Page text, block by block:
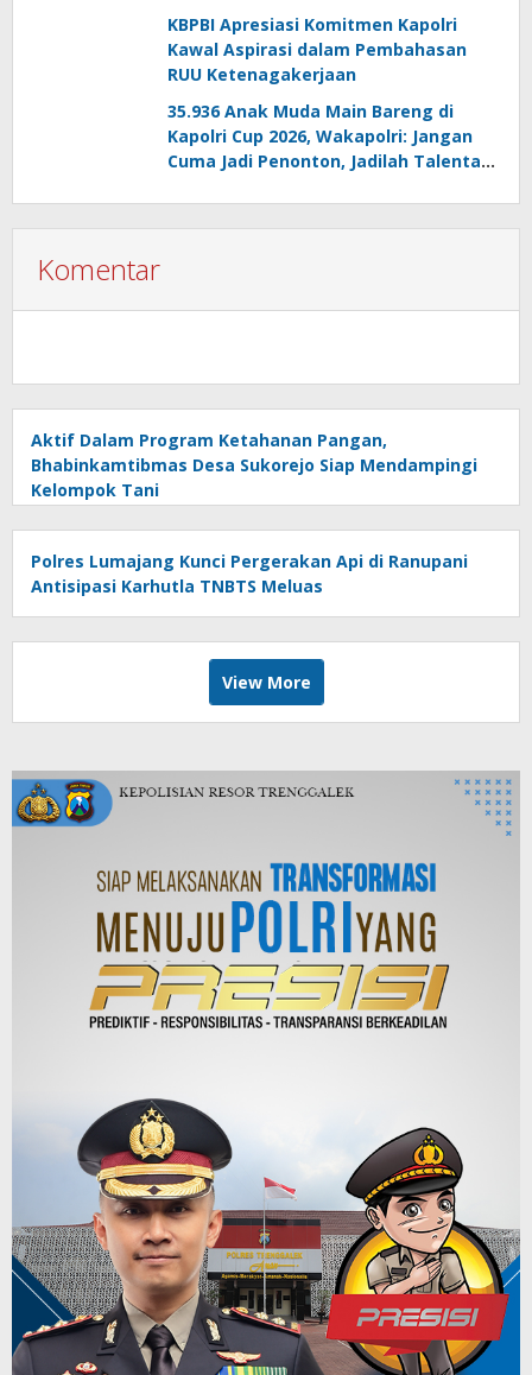
KBPBI Apresiasi Komitmen Kapolri
Kawal Aspirasi dalam Pembahasan
RUU Ketenagakerjaan
35.936 Anak Muda Main Bareng di
Kapolri Cup 2026, Wakapolri: Jangan
Cuma Jadi Penonton, Jadilah Talenta
Komentar
Aktif Dalam Program Ketahanan Pangan,
Bhabinkamtibmas Desa Sukorejo Siap Mendampingi
Kelompok Tani
Polres Lumajang Kunci Pergerakan Api di Ranupani
Antisipasi Karhutla TNBTS Meluas
View More